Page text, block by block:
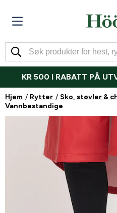
KR 500 I RABATT PÅ
Hjem Rytter Sko, støvler &
Vannbestandige